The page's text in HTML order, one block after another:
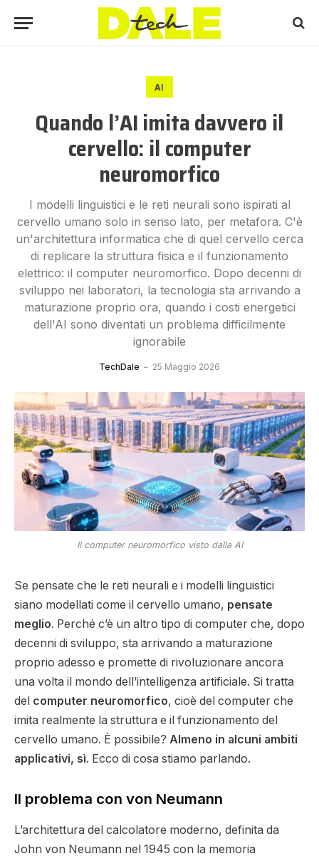
AI
Quando l’AI imita davvero il
cervello: il computer
neuromorfico
I modelli linguistici e le reti neurali sono ispirati al
cervello umano solo in senso lato, per metafora. C'è
un'architettura informatica che di quel cervello cerca
di replicare la struttura fisica e il funzionamento
elettrico: il computer neuromorfico. Dopo decenni di
sviluppo nei laboratori, la tecnologia sta arrivando a
maturazione proprio ora, quando i costi energetici
dell'AI sono diventati un problema difficilmente
ignorabile
TechDale 25 Maggio 2026
Il computer neuromorfico visto dalla AI
Se pensate che le reti neurali e i modelli linguistici
siano modellati come il cervello umano, pensate
meglio. Perché c’è un altro tipo di computer che, dopo
decenni di sviluppo, sta arrivando a maturazione
proprio adesso e promette di rivoluzionare ancora
una volta il mondo dell’intelligenza artificiale. Si tratta
del computer neuromorfico, cioè del computer che
imita realmente la struttura e il funzionamento del
cervello umano. È possibile? Almeno in alcuni ambiti
applicativi, sì. Ecco di cosa stiamo parlando.
Il problema con von Neumann
L’architettura del calcolatore moderno, definita da
John von Neumann nel 1945 con la memoria